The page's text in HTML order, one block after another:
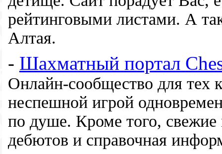
рейтинговыми листами. А
Алтая.
- Шахматный портал
Онлайн-сообщество для тех
неспешной игрой
по душе. Кроме того, свежие
дебютов и справочная